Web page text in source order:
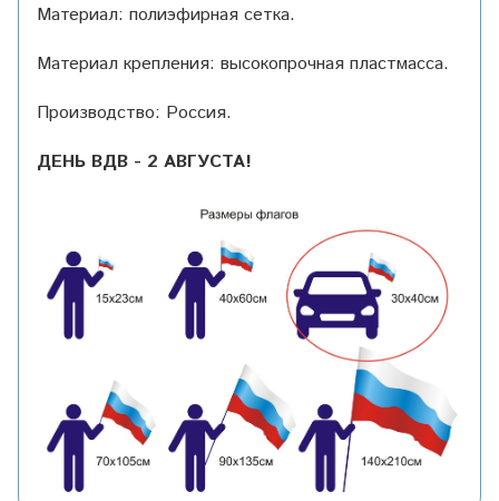
Материал: полиэфирная сетка.
Материал крепления: высокопрочная пластмасса.
Производство: Россия.
ДЕНЬ ВДВ - 2 АВГУСТА!